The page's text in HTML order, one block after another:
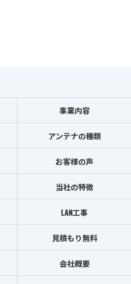
事業内容
アンテナの種類
お客様の声
当社の特徴
LAN工事
見積もり無料
会社概要